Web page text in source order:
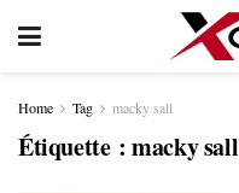
Home Tag macky sall
Étiquette :macky sall